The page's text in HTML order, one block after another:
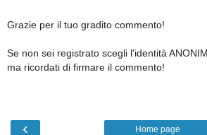
Grazie per il tuo gradito commento!
Se non sei registrato scegli l'identità
ma ricordati di firmare il commento!
‹ Home page